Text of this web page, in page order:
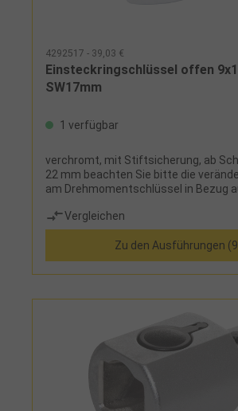
4292517 - 39,03 €
Einsteckringschlüssel offen
SW17mm
1 verfügbar
verchromt, mit Stiftsicherung, ab
22 mm beachten Sie bitte die
am Drehmomentschlüssel in Bezug
Vergleichen
Zu den Ausführungen